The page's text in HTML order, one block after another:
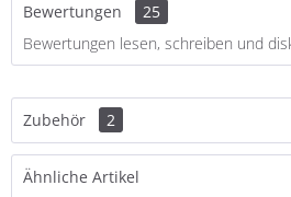
Bewertungen
25
Bewertungen lesen, schreiben und
Zubehör 2
Ähnliche Artikel